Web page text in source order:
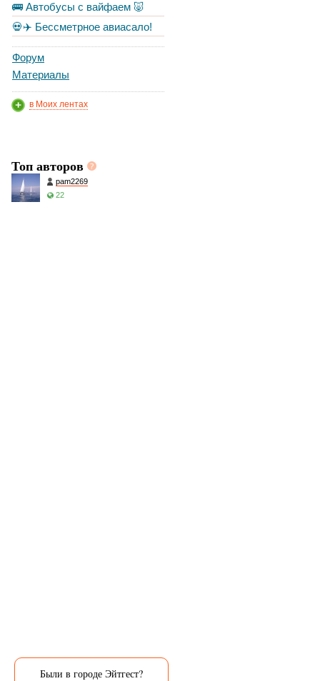
🚌 Автобусы с вайфаем 🐷
💀✈️ Бессметрное авиасало!
Форум
Материалы
в Моих лентах
Топ авторов
pam2269
22
Были в городе Эйтгест?